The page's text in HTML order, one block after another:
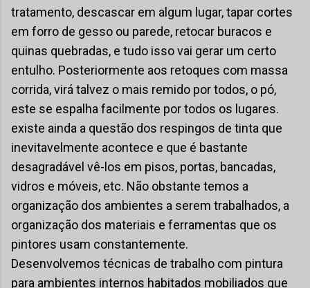
tratamento, descascar em algum lugar, tapar cortes
em forro de gesso ou parede, retocar buracos e
quinas quebradas, e tudo isso vai gerar um certo
entulho. Posteriormente aos retoques com massa
corrida, virá talvez o mais remido por todos, o pó,
este se espalha facilmente por todos os lugares.
existe ainda a questão dos respingos de tinta que
inevitavelmente acontece e que é bastante
desagradável vê-los em pisos, portas, bancadas,
vidros e móveis, etc. Não obstante temos a
organização dos ambientes a serem trabalhados, a
organização dos materiais e ferramentas que os
pintores usam constantemente.
Desenvolvemos técnicas de trabalho com pintura
para ambientes internos habitados mobiliados que